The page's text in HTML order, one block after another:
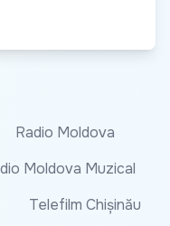
Radio Moldova
Moldova Muzical
Telefilm Chișinău